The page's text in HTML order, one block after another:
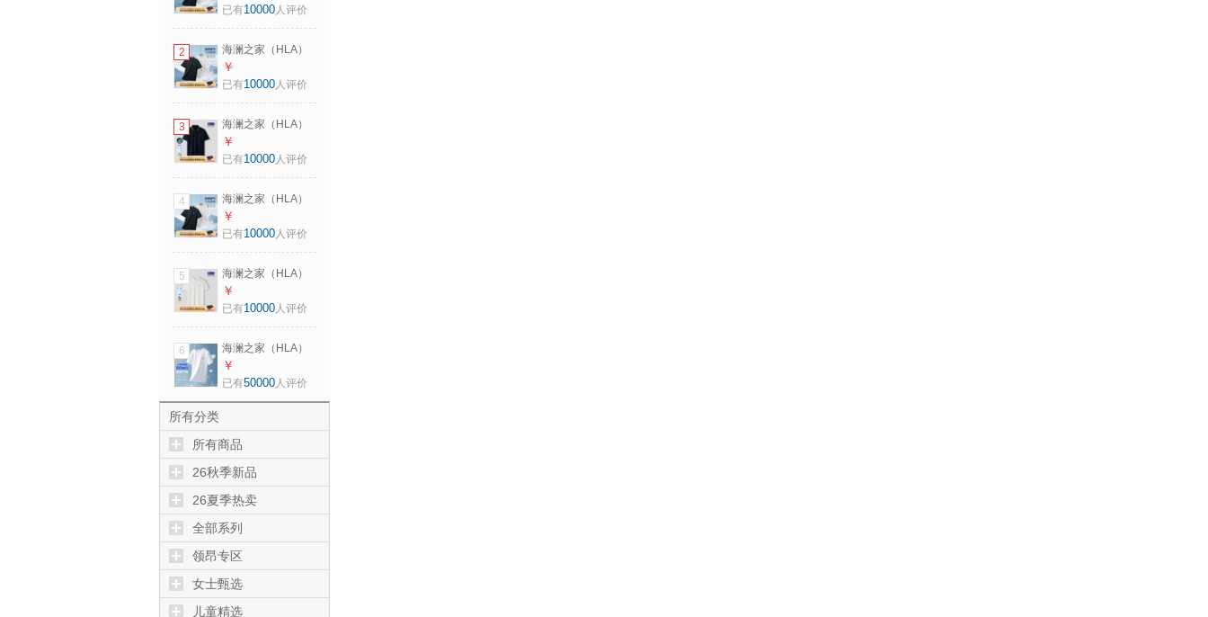
马上好运短袖男夏
175/92A 推荐
137~150斤
已有10000人评价
2
海澜之家（HLA）
POLO衫男马年凉感
马上好运短袖男夏
170/88A 推荐
125~136斤
￥
已有10000人评价
3
海澜之家（HLA）
短袖POLO衫男山不
在高系列短袖男夏
180/96A 推荐
151~164斤
￥
已有10000人评价
4
海澜之家（HLA）
POLO衫男马年凉感
马上好运短袖男夏
2XL 185/100A 推荐
165~180斤
￥
已有10000人评价
5
海澜之家（HLA）
POLO衫男马年凉感
马上好运短袖男夏
175/92A 推荐
137~150斤
￥
已有10000人评价
6
海澜之家（HLA）
短袖T恤男冰爽棉撞
色圆领凉感短袖男
75kg
￥
已有50000人评价
所有分类
所有商品
26秋季新品
26夏季热卖
全部系列
领昂专区
女士甄选
儿童精选